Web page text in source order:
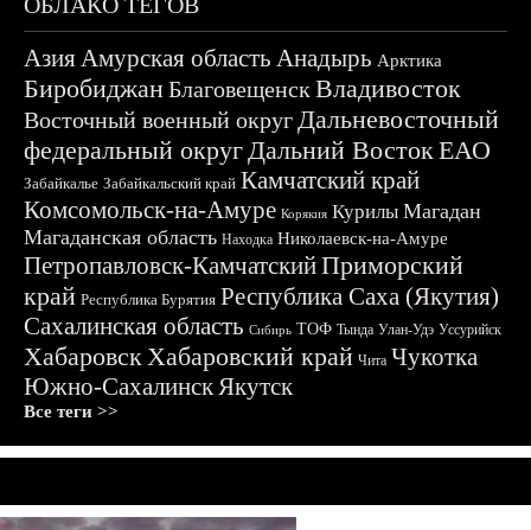
АзияАмурская область Анадырь Арктика
БиробиджанБлаговещенскВладивосток
Восточный военный округДальневосточный
федеральный округДальний ВостокЕАО
Забайкалье Забайкальский край Камчатский край
Комсомольск-на-Амуре Корякия Курилы Магадан
Магаданская область Находка Николаевск-на-Амуре
Петропавловск-КамчатскийПриморский
край Республика Бурятия Республика Саха (Якутия)
Сахалинская область Сибирь ТОФ Тында Улан-Удэ Уссурийск
ХабаровскХабаровский край Чита Чукотка
Южно-СахалинскЯкутск
Все теги >>